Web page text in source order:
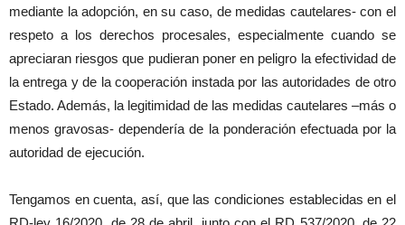
mediante la adopción, en su caso, de medidas cautelares- con el
respeto a los derechos procesales, especialmente cuando se
apreciaran riesgos que pudieran poner en peligro la efectividad de
la entrega y de la cooperación instada por las autoridades de otro
Estado. Además, la legitimidad de las medidas cautelares –más o
menos gravosas- dependería de la ponderación efectuada por la
autoridad de ejecución.
Tengamos en cuenta, así, que las condiciones establecidas en el